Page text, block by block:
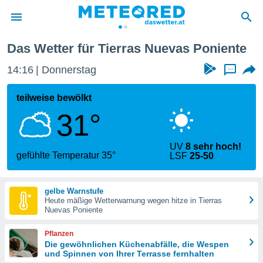
wurde
dass
sind.
diese
Das Wetter für Tierras Nuevas Poniente
14:16 Donnerstag ...
teilweise bewölkt
31°
gefühlte Temperatur 35°
UV8 sehr hoch!
LSF25-50
gelbe Warnstufe
Heute mäßige Wetterwarnung wegen hitze in Tierras
Nuevas Poniente
Pflanzen
Die gewöhnlichen Küchenabfälle, die Wespen
und Spinnen von Ihrer Terrasse fernhalten